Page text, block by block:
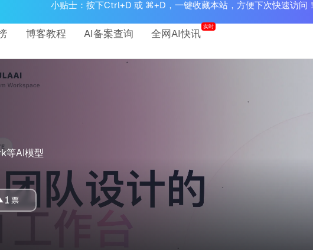
小贴士：按下Ctrl+D 或 ⌘+D，一键收藏本站，方便下次快速访问
博客教程 AI备案查询 全网AI快讯
实时
等AI模型
1 票